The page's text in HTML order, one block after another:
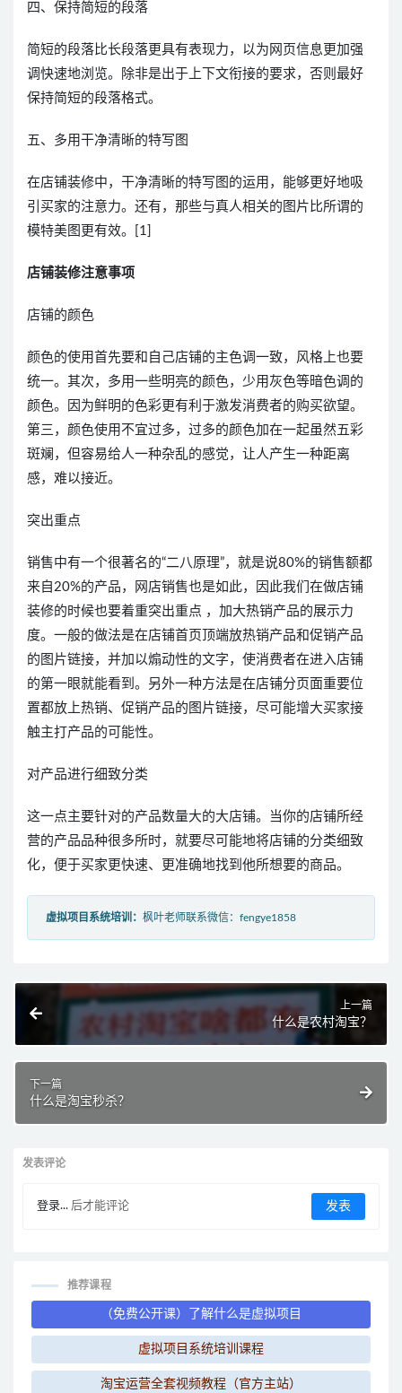
四、保持简短的段落
简短的段落比长段落更具有表现力，以为网页信息更加强
调快速地浏览。除非是出于上下文衔接的要求，否则最好
保持简短的段落格式。
五、多用干净清晰的特写图
在店铺装修中，干净清晰的特写图的运用，能够更好地吸
引买家的注意力。还有，那些与真人相关的图片比所谓的
模特美图更有效。[1]
店铺装修注意事项
店铺的颜色
颜色的使用首先要和自己店铺的主色调一致，风格上也要
统一。其次，多用一些明亮的颜色，少用灰色等暗色调的
颜色。因为鲜明的色彩更有利于激发消费者的购买欲望。
第三，颜色使用不宜过多，过多的颜色加在一起虽然五彩
斑斓，但容易给人一种杂乱的感觉，让人产生一种距离
感，难以接近。
突出重点
销售中有一个很著名的“二八原理”，就是说80%的销售额都
来自20%的产品，网店销售也是如此，因此我们在做店铺
装修的时候也要着重突出重点 ，加大热销产品的展示力
度。一般的做法是在店铺首页顶端放热销产品和促销产品
的图片链接，并加以煽动性的文字，使消费者在进入店铺
的第一眼就能看到。另外一种方法是在店铺分页面重要位
置都放上热销、促销产品的图片链接，尽可能增大买家接
触主打产品的可能性。
对产品进行细致分类
这一点主要针对的产品数量大的大店铺。当你的店铺所经
营的产品品种很多所时，就要尽可能地将店铺的分类细致
化，便于买家更快速、更准确地找到他所想要的商品。
虚拟项目系统培训： 枫叶老师联系微信：fengye1858
上一篇
什么是农村淘宝？
下一篇
什么是淘宝秒杀？
发表评论
登录... 后才能评论
推荐课程
（免费公开课）了解什么是虚拟项目
虚拟项目系统培训课程
淘宝运营全套视频教程（官方主站）